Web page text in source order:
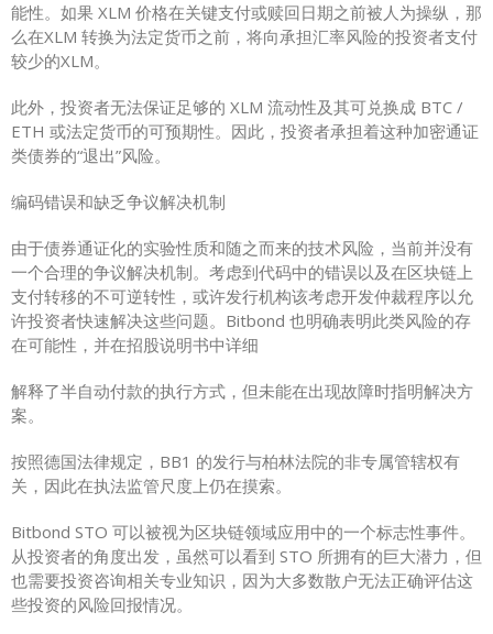
能性。如果 XLM 价格在关键支付或赎回日期之前被人为操纵，那
么在XLM 转换为法定货币之前，将向承担汇率风险的投资者支付
较少的XLM。
此外，投资者无法保证足够的 XLM 流动性及其可兑换成 BTC /
ETH 或法定货币的可预期性。因此，投资者承担着这种加密通证
类债券的“退出”风险。
编码错误和缺乏争议解决机制
由于债券通证化的实验性质和随之而来的技术风险，当前并没有
一个合理的争议解决机制。考虑到代码中的错误以及在区块链上
支付转移的不可逆转性，或许发行机构该考虑开发仲裁程序以允
许投资者快速解决这些问题。Bitbond 也明确表明此类风险的存
在可能性，并在招股说明书中详细
解释了半自动付款的执行方式，但未能在出现故障时指明解决方
案。
按照德国法律规定，BB1 的发行与柏林法院的非专属管辖权有
关，因此在执法监管尺度上仍在摸索。
Bitbond STO 可以被视为区块链领域应用中的一个标志性事件。
从投资者的角度出发，虽然可以看到 STO 所拥有的巨大潜力，但
也需要投资咨询相关专业知识，因为大多数散户无法正确评估这
些投资的风险回报情况。